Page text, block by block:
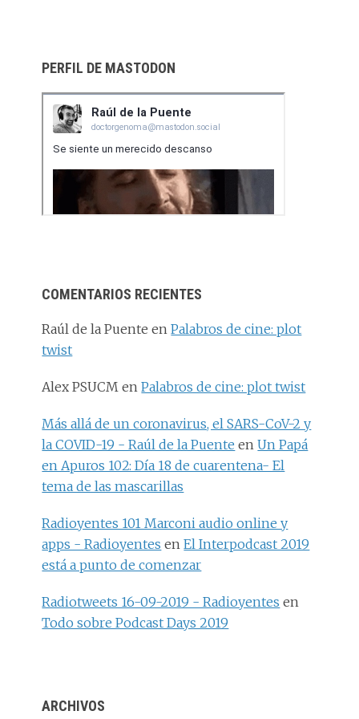
PERFIL DE MASTODON
COMENTARIOS RECIENTES
Raúl de la Puente enPalabros de cine: plot
twist
Alex PSUCM enPalabros de cine: plot twist
Más allá de un coronavirus, el SARS-CoV-2 y
la COVID-19 - Raúl de la Puente enUn Papá
en Apuros 102: Día 18 de cuarentena- El
tema de las mascarillas
Radioyentes 101 Marconi audio online y
apps - Radioyentes enEl Interpodcast 2019
está a punto de comenzar
Radiotweets 16-09-2019 - Radioyentes en
Todo sobre Podcast Days 2019
ARCHIVOS